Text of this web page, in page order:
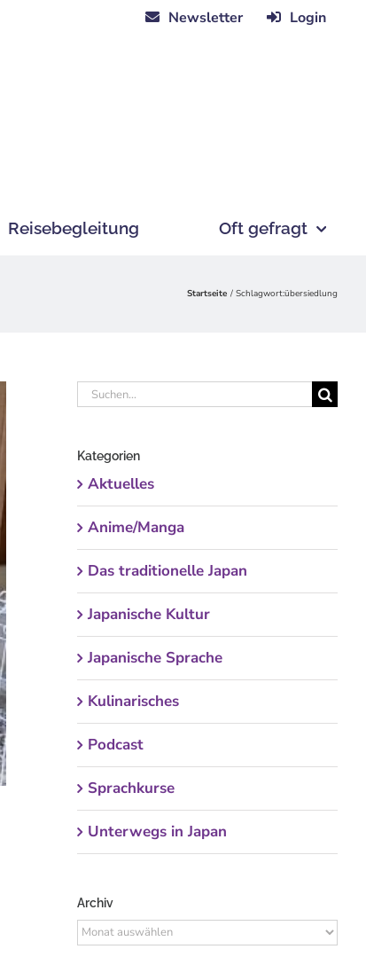
Newsletter Login
Reisebegleitung Oft gefragt
Startseite Schlagwort:übersiedlung
Suche
Kategorien
Aktuelles
Anime/Manga
Das traditionelle Japan
Japanische Kultur
Japanische Sprache
Kulinarisches
Podcast
Sprachkurse
Unterwegs in Japan
Archiv
Archiv